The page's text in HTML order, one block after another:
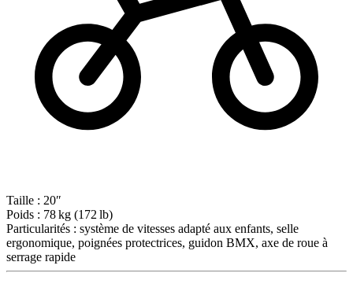
Taille : 20″
Poids : 78 kg (172 lb)
Particularités : système de vitesses adapté aux enfants, selle
ergonomique, poignées protectrices, guidon BMX, axe de roue à
serrage rapide